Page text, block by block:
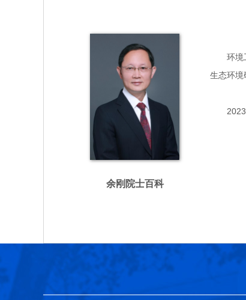
余刚院士百科
环境工
生态环境
2023年